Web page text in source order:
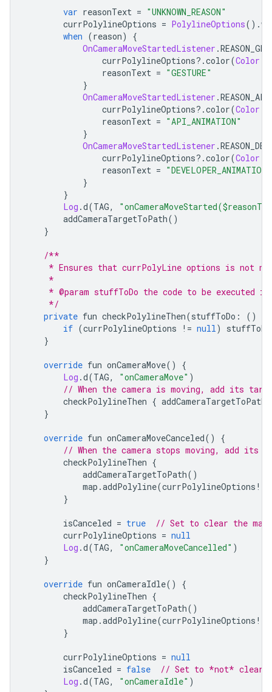
var reasonText = "UNKNOWN_REASON"
currPolylineOptions = PolylineOptions().
when (reason)
{
OnCameraMoveStartedListener .
currPolylineOptions?.color(Color
reasonText = "GESTURE"
}
OnCameraMoveStartedListener .
currPolylineOptions?.color(Color
reasonText = "API_ANIMATION"
}
OnCameraMoveStartedListener .
currPolylineOptions?.color(Color
reasonText = "DEVELOPER_ANIMATION"
}
}
Log .d(TAG,
addCameraTargetToPath()
}
/**
* Ensures that currPolyLine options is not
*
* @param stuffToDo the code to be executed
*/
private fun checkPolylineThen(stuffToDo : ()
if (currPolylineOptions != null) stuffToDo
}
override fun onCameraMove()
{
Log .d(TAG, "onCameraMove" )
// When the camera is moving, add its
checkPolylineThen { addCameraTargetToPath
}
override fun onCameraMoveCanceled()
{
// When the camera stops moving, add
checkPolylineThen {
addCameraTargetToPath()
map .addPolyline(currPolylineOptions !!)
}
isCanceled = true
// Set to clear the map
currPolylineOptions = null
Log .d(TAG, "onCameraMoveCancelled" )
}
override fun onCameraIdle()
{
checkPolylineThen {
addCameraTargetToPath()
map .addPolyline(currPolylineOptions !!)
}
currPolylineOptions = null
isCanceled = false
// Set to *not* clear
Log .d(TAG, "onCameraIdle" )